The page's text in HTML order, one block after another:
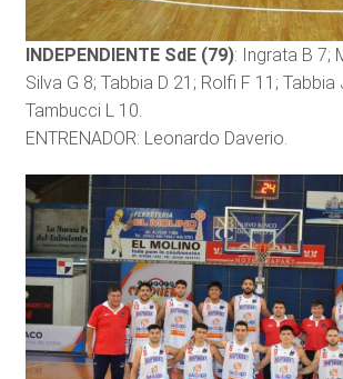
INDEPENDIENTE SdE (79): Ingrata B 7;
Silva G 8; Tabbia D 21; Rolfi F 11; Tabbia
Tambucci L 10.
ENTRENADOR: Leonardo Daverio.